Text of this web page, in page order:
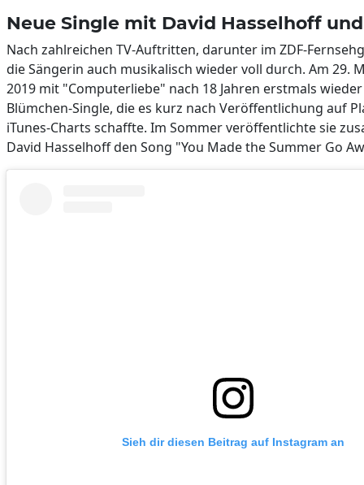
Neue Single mit David Hasselhoff und
Nach zahlreichen TV-Auftritten, darunter im ZDF-
die Sängerin auch musikalisch wieder voll durch. Am 29.
2019 mit "Computerliebe" nach 18 Jahren erstmals
Blümchen-Single, die es kurz nach Veröffentlichung auf
iTunes-Charts schaffte. Im Sommer veröffentlichte sie
David Hasselhoff den Song "You Made the Summer Go
Sieh dir diesen Beitrag auf Instagram an